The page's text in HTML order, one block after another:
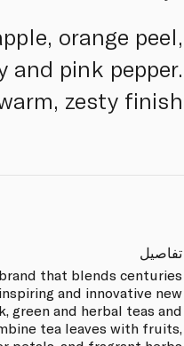
orange peel,
and pink pepper.
zesty finish.
تفاصيل
that blends centuries
and innovative new
green and herbal teas and
tea leaves with fruits,